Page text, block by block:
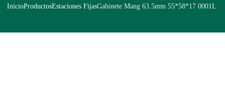
InicioProductosEstaciones FijasGabinete Mang 63.5mm 55*58*17 0001L